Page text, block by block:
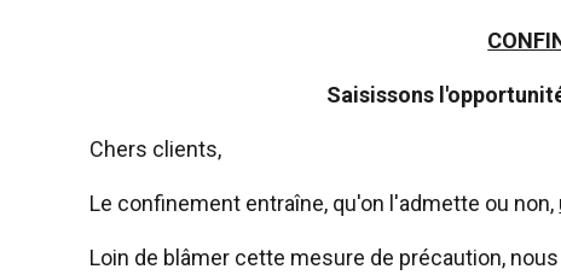
Saisissons
Chers clients,
Le confinement entraîne, qu'on l'admette ou non,
Loin de blâmer cette mesure de précaution,